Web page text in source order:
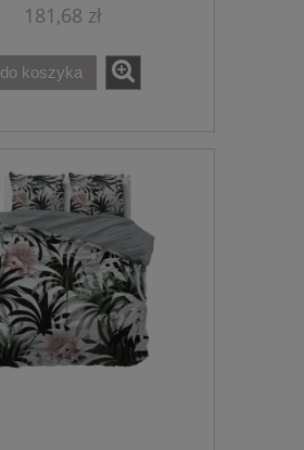
181,68 zł
do koszyka